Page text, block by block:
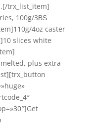
trx_list_item]
100g/3ВЅ
4oz caster
slices white
plus extra